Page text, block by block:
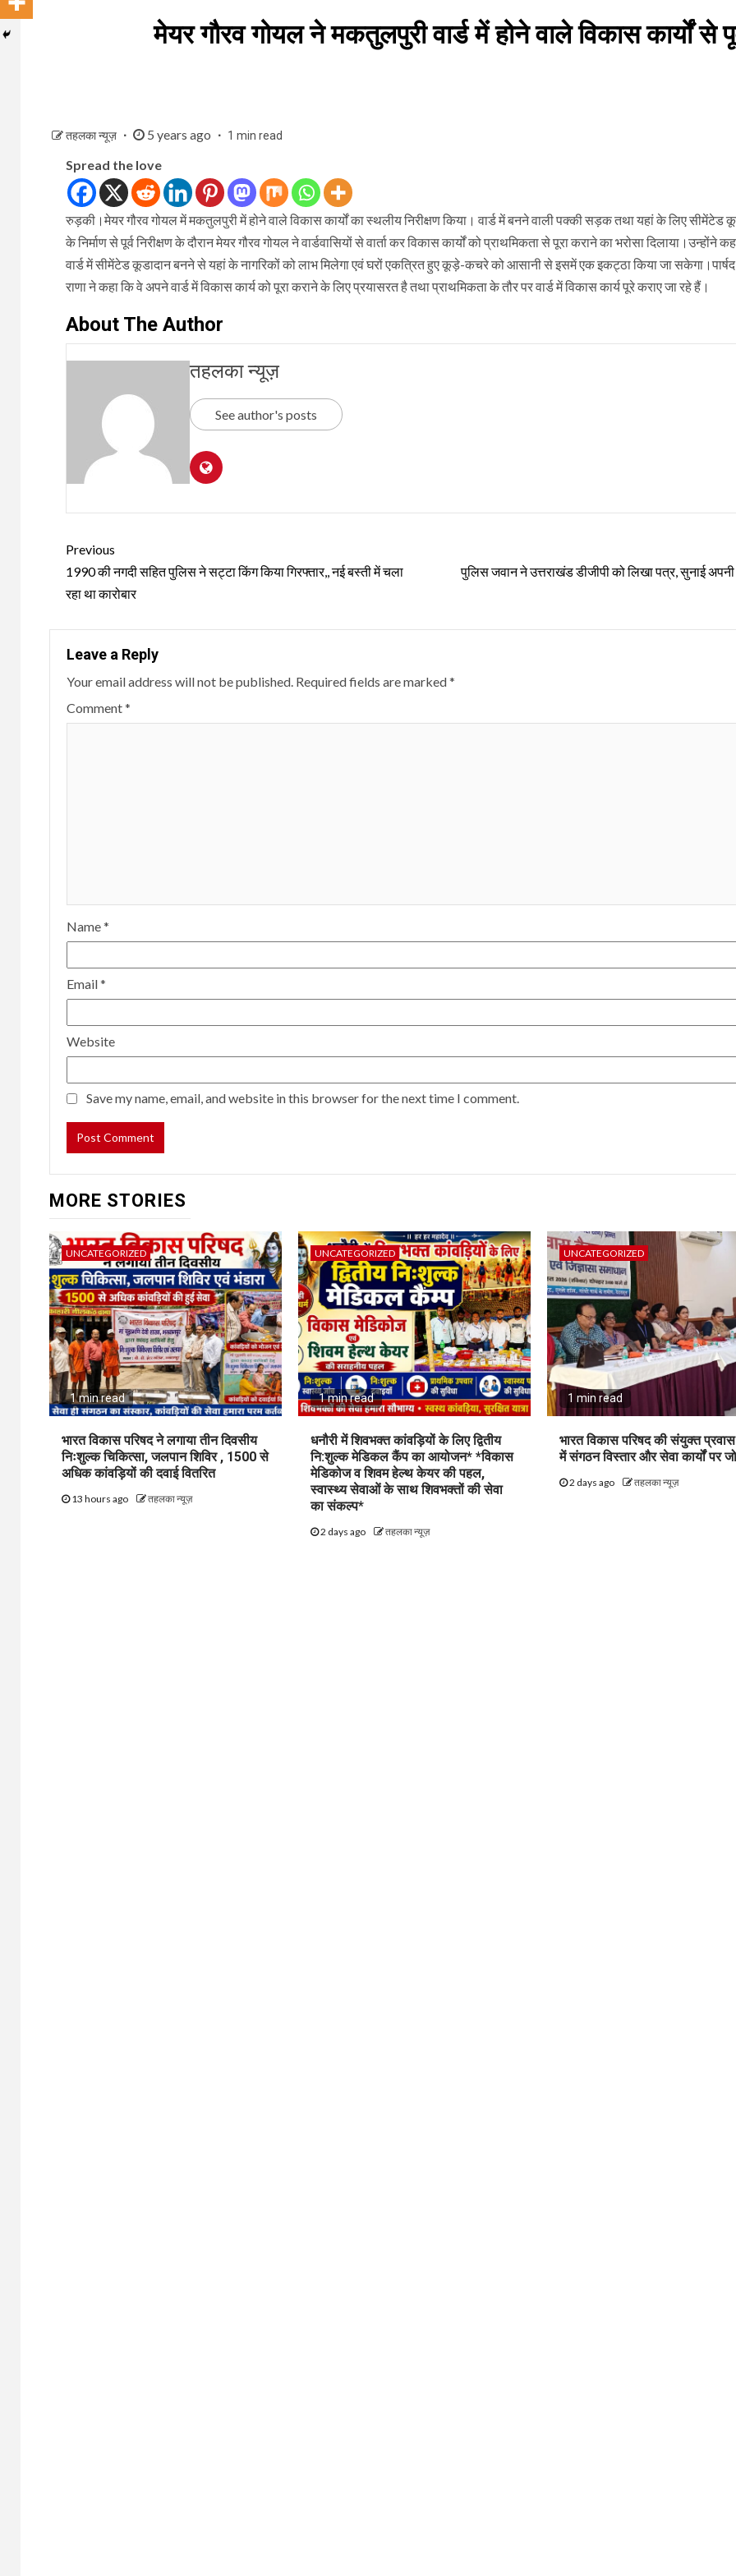
मेयर गौरव गोयल ने मकतुलपुरी वार्ड में होने वाले विकास कार्यों से
तहलका न्यूज़ 5 years ago 1 min read
Spread the love
रुड़की।मेयर गौरव गोयल में मकतुलपुरी में होने वाले विकास कार्यों का स्थलीय निरीक्षण किया। वार्ड में बनने वाली पक्की सड़क तथा यहां के लिए सीमेंटेड
के निर्माण से पूर्व निरीक्षण के दौरान मेयर गौरव गोयल ने वार्डवासियों से वार्ता कर विकास कार्यों को प्राथमिकता से पूरा कराने का भरोसा दिलाया।उन्होंने
वार्ड में सीमेंटेड कूडादान बनने से यहां के नागरिकों को लाभ मिलेगा एवं घरों एकत्रित हुए कूड़े-कचरे को आसानी से इसमें एक इकट्ठा किया जा
राणा ने कहा कि वे अपने वार्ड में विकास कार्य को पूरा कराने के लिए प्रयासरत है तथा प्राथमिकता के तौर पर वार्ड में विकास कार्य पूरे कराए जा रहे हैं।
About The Author
तहलका न्यूज़
See author's posts
Continue
Reading
Previous
1990 की नगदी सहित पुलिस ने सट्टा किंग किया गिरफ्तार,, नई बस्ती में चला
रहा था कारोबार
पुलिस जवान ने उत्तराखंड डीजीपी को लिखा पत्र, सुनाई अपनी
Leave a Reply
Your email address will not be published. Required fields are marked*
Comment*
Name*
Email*
Website
Save my name, email, and website in this browser for the next time I comment.
MORE STORIES
UNCATEGORIZED
1 min read
भारत विकास परिषद ने लगाया तीन दिवसीय
निःशुल्क चिकित्सा, जलपान शिविर , 1500 से
अधिक कांवड़ियों की दवाई वितरित
13 hours ago तहलका न्यूज़
UNCATEGORIZED
1 min read
धनौरी में शिवभक्त कांवड़ियों के लिए द्वितीय
नि:शुल्क मेडिकल कैंप का आयोजन* *विकास
मेडिकोज व शिवम हेल्थ केयर की पहल,
स्वास्थ्य सेवाओं के साथ शिवभक्तों की सेवा
का संकल्प*
2 days ago तहलका न्यूज़
UNCATEGORIZED
1 min read
भारत विकास परिषद की संयुक्त
में संगठन विस्तार और सेवा कार्यों पर
2 days ago तहलका न्यूज़